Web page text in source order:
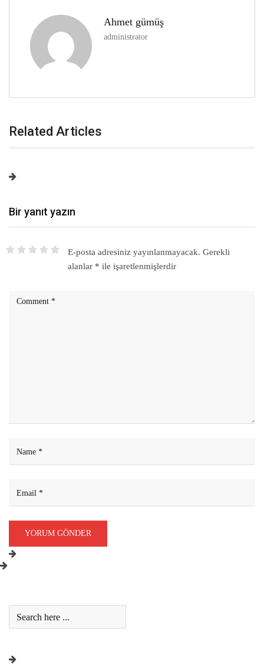
Ahmet gümüş
administrator
Related Articles
Bir yanıt yazın
E-posta adresiniz yayınlanmayacak. Gerekli
alanlar * ile işaretlenmişlerdir